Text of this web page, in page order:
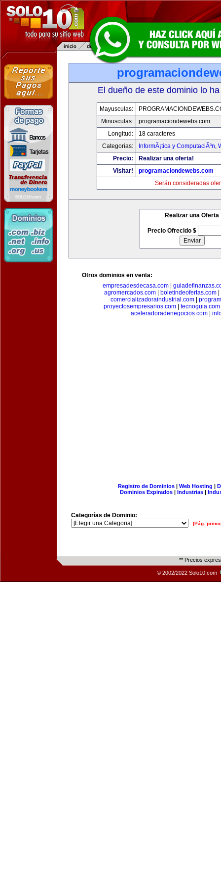
El dueño de este dominio lo
Mayusculas:
Minusculas:
programaciondewebs.com
Longitud:
18 caracteres
Categorias:
InformÃ¡tica y ComputaciÃ³n,
Precio:
Realizar una oferta!
Visitar!
programaciondewebs.com
Serán consideradas
Realizar una Oferta
Precio Ofrecido $
Otros dominios en venta:
empresadesdecasa.com|
agromercados.com
boletindeofertas.com
comercializadoraindustrial.com
proyectosempresarios.com
tecnoguia.com
aceleradoradenegocios.com
Registro de Dominios| Web Hosting |
Dominios Expirados | Industrias |
Categorías de Dominio:
[Pág.
** Precios
© 2002/2022 Solo10.com